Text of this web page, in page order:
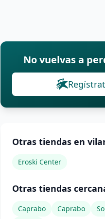
No vuelvas a
Otras tiendas en
Eroski Center
Otras tiendas
Caprabo Caprabo